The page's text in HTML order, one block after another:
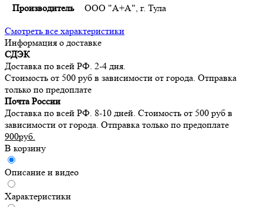
Производитель ООО "А+А", г. Тула
Смотреть все характеристики
Информация о доставке
СДЭК
Доставка по всей РФ. 2-4 дня.
Стоимость от 500 руб в зависимости от города. Отправка
только по предоплате
Почта России
Доставка по всей РФ. 8-10 дней. Стоимость от 500 руб в
зависимости от города. Отправка только по предоплате
900руб.
В корзину
Описание и видео
Характеристики